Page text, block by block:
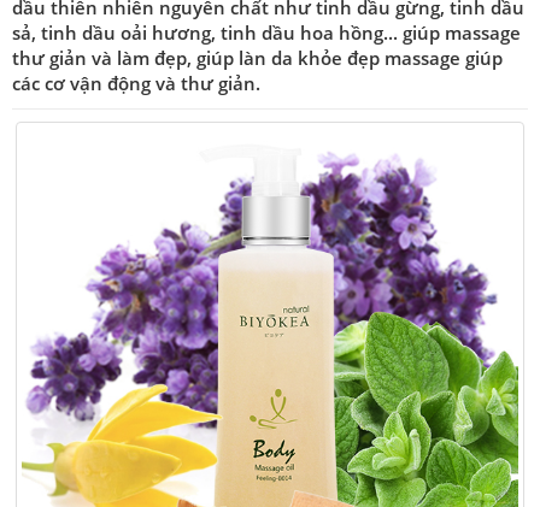
dầu thiên nhiên nguyên chất như tinh dầu gừng, tinh dầu
sả, tinh dầu oải hương, tinh dầu hoa hồng... giúp massage
thư giản và làm đẹp, giúp làn da khỏe đẹp massage giúp
các cơ vận động và thư giản.